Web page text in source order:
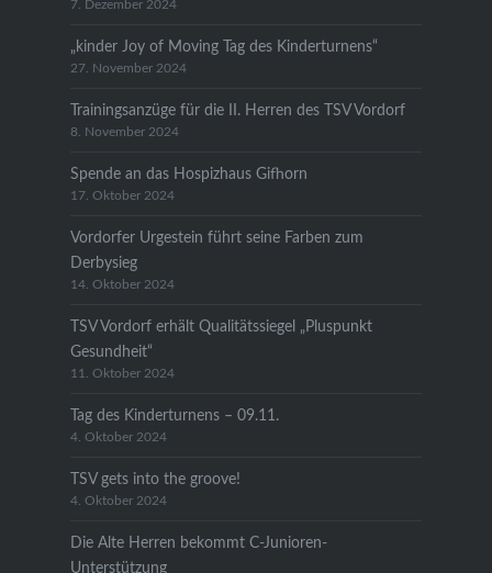
7. Dezember 2024
„kinder Joy of Moving Tag des Kinderturnens“
27. November 2024
Trainingsanzüge für die II. Herren des TSV Vordorf
8. November 2024
Spende an das Hospizhaus Gifhorn
17. Oktober 2024
Vordorfer Urgestein führt seine Farben zum
Derbysieg
14. Oktober 2024
TSV Vordorf erhält Qualitätssiegel „Pluspunkt
Gesundheit“
11. Oktober 2024
Tag des Kinderturnens – 09.11.
4. Oktober 2024
TSV gets into the groove!
4. Oktober 2024
Die Alte Herren bekommt C-Junioren-
Unterstützung